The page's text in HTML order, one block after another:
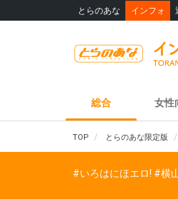
とらのあな インフォ
総合 女性
TOP とらのあな限定版
#いろはにほエロ! #横